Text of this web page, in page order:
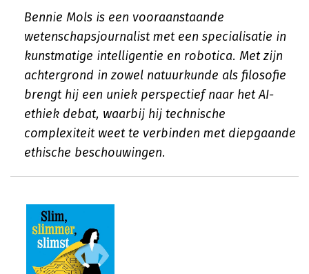
Bennie Mols is een vooraanstaande
wetenschapsjournalist met een specialisatie in
kunstmatige intelligentie en robotica. Met zijn
achtergrond in zowel natuurkunde als filosofie
brengt hij een uniek perspectief naar het AI-
ethiek debat, waarbij hij technische
complexiteit weet te verbinden met diepgaande
ethische beschouwingen.